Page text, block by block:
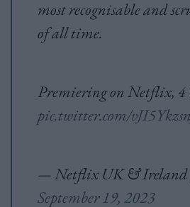
most recognisable and
of all time.
Premiering on Netflix, 4
pic.twitter.com/
— Netflix UK &
September 19, 2023